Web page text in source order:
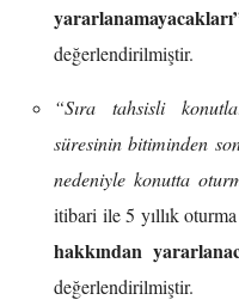
değerlendirilmiştir.
“Sıra tahsisli
süresinin bitiminden
nedeniyle konutta
itibari ile 5 yıllık
hakkından
değerlendirilmiştir.